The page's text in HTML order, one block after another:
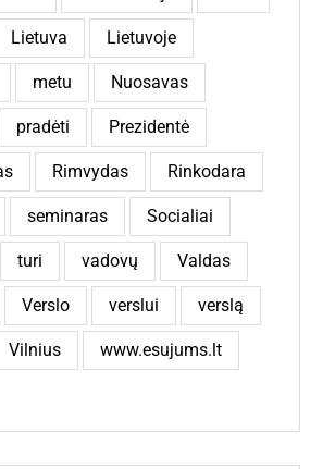
Lietuva Lietuvoje
metu Nuosavas
pradėti Prezidentė
Rimvydas Rinkodara
seminaras Socialiai
turi vadovų Valdas
Verslo verslui verslą
Vilnius www.esujums.lt